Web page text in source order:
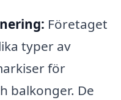
Företaget
typer av
för
balkonger. De